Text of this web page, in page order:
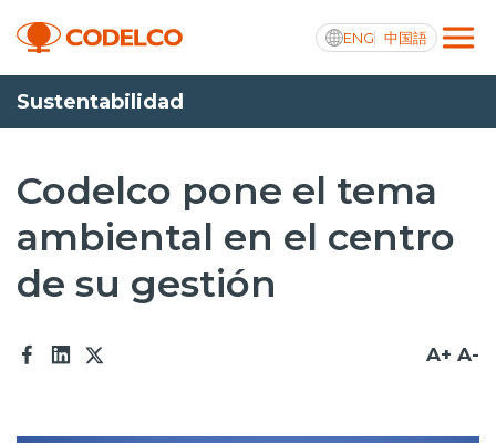
ENG 中国語
Transparencia activa
Nosotros
Operaciones
Innovación
Sustentabilidad
Codelco pone el tema
ambiental en el centro
de su gestión
A+ A-